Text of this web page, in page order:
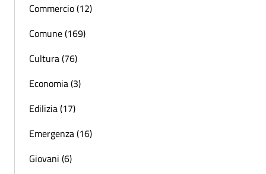
Commercio (12)
Comune (169)
Cultura (76)
Economia (3)
Edilizia (17)
Emergenza (16)
Giovani (6)